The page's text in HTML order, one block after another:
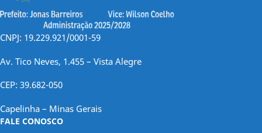
CNPJ: 19.229.921/0001-59
Av. Tico Neves, 1.455 – Vista Alegre
CEP: 39.682-050
Capelinha – Minas Gerais
FALE CONOSCO